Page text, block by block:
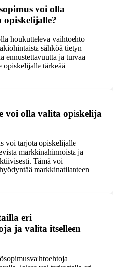
voi olla
opiskelijalle?
houkutteleva vaihtoehto
sähköä tietyn
ennustettavuutta ja turvaa
opiskelijalle tärkeää
voi olla valita opiskelija
voi tarjota opiskelijalle
markkinahinnoista ja
Tämä voi
markkinatilanteen
eri
ja valita itselleen